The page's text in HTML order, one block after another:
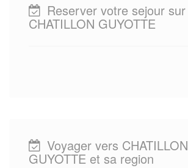
Reserver votre sejour sur
CHATILLON GUYOTTE
Voyager vers CHATILLON
GUYOTTE et sa region